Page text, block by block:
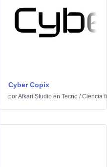
Cyber Copix
porAfkari Studio en Tecno /Ciencia